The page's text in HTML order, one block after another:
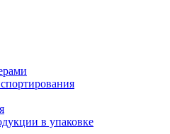
в упаковке